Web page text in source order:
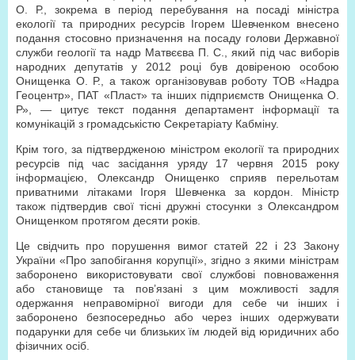
О. Р., зокрема в період перебування на посаді міністра
екології та природних ресурсів Ігорем Шевченком внесено
подання стосовно призначення на посаду голови Державної
служби геології та надр Матвєєва П. С., який під час виборів
народних депутатів у 2012 році був довіреною особою
Онищенка О. Р., а також організовував роботу ТОВ «Надра
Геоцентр», ПАТ «Пласт» та інших підприємств Онищенка О.
Р», — цитує текст подання департамент інформації та
комунікацій з громадськістю Секретаріату Кабміну.
Крім того, за підтвердженою міністром екології та природних
ресурсів під час засідання уряду 17 червня 2015 року
інформацією, Олександр Онищенко сприяв перельотам
приватними літаками Ігоря Шевченка за кордон. Міністр
також підтвердив свої тісні дружні стосунки з Олександром
Онищенком протягом десяти років.
Це свідчить про порушення вимог статей 22 і 23 Закону
України «Про запобігання корупції», згідно з якими міністрам
заборонено використовувати свої службові повноваження
або становище та пов’язані з цим можливості задля
одержання неправомірної вигоди для себе чи інших і
заборонено безпосередньо або через інших одержувати
подарунки для себе чи близьких їм людей від юридичних або
фізичних осіб.